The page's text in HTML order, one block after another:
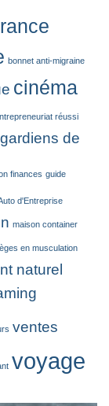
bonnet anti-migraine
cinéma
réussi
gardiens de
finances guide
d'Entreprise
maison container
en musculation
naturel
ventes
voyage